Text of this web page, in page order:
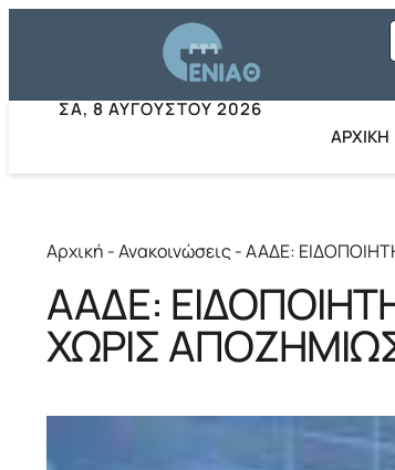
ΣΑ, 8 ΑΥΓΟΎΣΤΟΥ 2026
ΑΡΧΙΚΗ
Αρχική -Ανακοινώσεις-AAΔΕ:
AAΔΕ:
ΧΩΡΙΣ